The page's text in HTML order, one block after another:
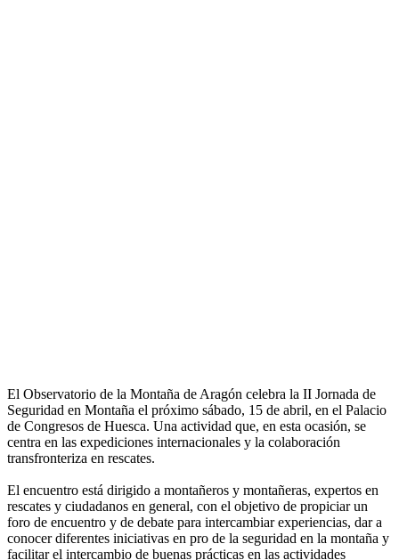
El Observatorio de la Montaña de Aragón celebra la II Jornada de
Seguridad en Montaña el próximo sábado, 15 de abril, en el Palacio
de Congresos de Huesca. Una actividad que, en esta ocasión, se
centra en las expediciones internacionales y la colaboración
transfronteriza en rescates.
El encuentro está dirigido a montañeros y montañeras, expertos en
rescates y ciudadanos en general, con el objetivo de propiciar un
foro de encuentro y de debate para intercambiar experiencias, dar a
conocer diferentes iniciativas en pro de la seguridad en la montaña y
facilitar el intercambio de buenas prácticas en las actividades